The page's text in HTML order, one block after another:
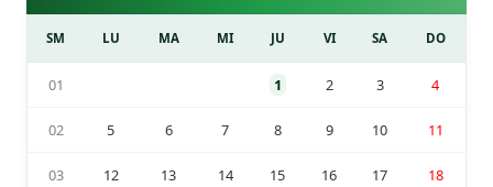
SM LU MA MI JU VI SA DO
01 1 2 3 4
02 5 6 7 8 9 10 11
03 12 13 14 15 16 17 18